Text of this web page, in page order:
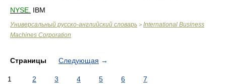
NYSE. IBM
Универсальный русско-английский словарь > International Business
Machines Corporation
Страницы Следующая →
1 2 3 4 5 6 7